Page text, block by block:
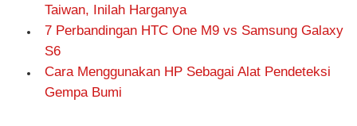
Taiwan, Inilah Harganya
7 Perbandingan HTC One M9 vs Samsung Galaxy
S6
Cara Menggunakan HP Sebagai Alat Pendeteksi
Gempa Bumi